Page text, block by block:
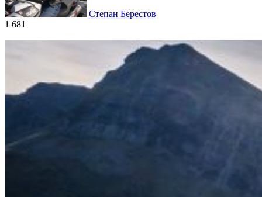
Степан Берестов
1 681